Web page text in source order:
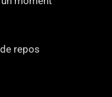
repos